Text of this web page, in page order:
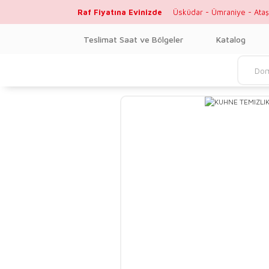
Raf Fiyatına Evinizde Üsküdar - Ümraniye -
Teslimat Saat ve Bölgeler Katalog